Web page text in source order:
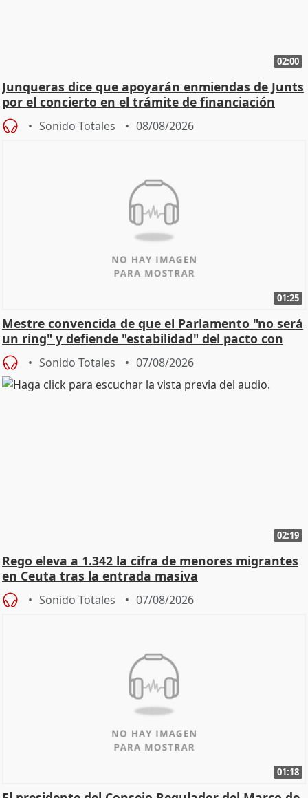
02:00
Junqueras dice que apoyarán enmiendas de Junts
por el concierto en el trámite de financiación
Sonido Totales 08/08/2026
01:25
Mestre convencida de que el Parlamento "no será
un ring" y defiende "estabilidad" del pacto con
Vox
Sonido Totales 07/08/2026
02:19
Rego eleva a 1.342 la cifra de menores migrantes
en Ceuta tras la entrada masiva
Sonido Totales 07/08/2026
01:18